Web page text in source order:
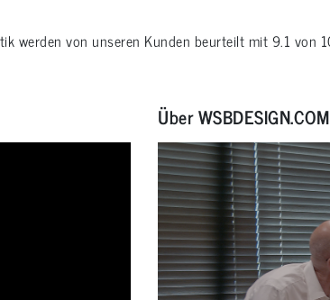
werden von unseren Kunden beurteilt mit9.1 von
Über